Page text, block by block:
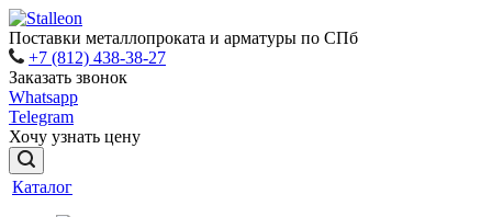
Поставки металлопроката и арматуры по СПб
+7 (812) 438-38-27
Заказать звонок
Whatsapp
Telegram
Хочу узнать цену
Каталог